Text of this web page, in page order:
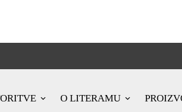
O LITERAMU